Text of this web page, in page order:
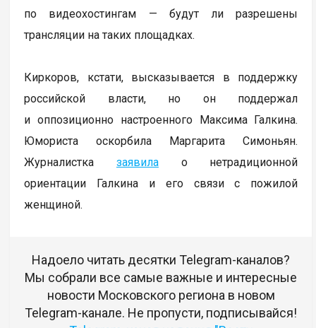
по видеохостингам — будут ли разрешены
трансляции на таких площадках.
Киркоров, кстати, высказывается в поддержку
российской власти, но он поддержал
и оппозиционно настроенного Максима Галкина.
Юмориста оскорбила Маргарита Симоньян.
Журналистка заявилао нетрадиционной
ориентации Галкина и его связи с пожилой
женщиной.
Надоело читать десятки Telegram-каналов?
Мы собрали все самые важные и интересные
новости Московского региона в новом
Telegram-канале. Не пропусти, подписывайся!